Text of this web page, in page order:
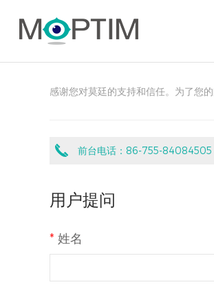
感谢您对莫廷的支持和信任。为了您
前台电话：86-755-84084505
用户提问
* 姓名